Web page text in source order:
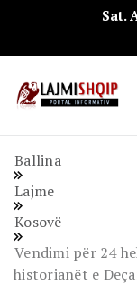
Sat.
Ballina
Lajme
Kosovë
Vendimi për 24
historianët e